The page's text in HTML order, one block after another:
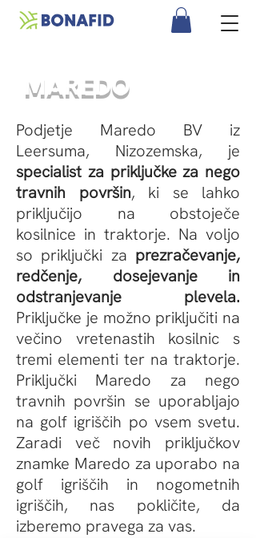
MAREDO
Podjetje Maredo BV iz
Leersuma, Nizozemska, je
specialist za priključke za nego
travnih površin, ki se lahko
priključijo na obstoječe
kosilnice in traktorje. Na voljo
so priključki za prezračevanje,
redčenje, dosejevanje in
odstranjevanje plevela.
Priključke je možno priključiti na
večino vretenastih kosilnic s
tremi elementi ter na traktorje.
Priključki Maredo za nego
travnih površin se uporabljajo
na golf igriščih po vsem svetu.
Zaradi več novih priključkov
znamke Maredo za uporabo na
golf igriščih in nogometnih
igriščih, nas pokličite, da
izberemo pravega za vas.